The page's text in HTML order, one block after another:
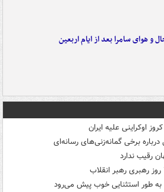
و هوای سامرا بعد از ایام اربعین
اوکراینی علیه ایران
درباره برخی گمانه‌زنی‌های رسانه‌ای
رقیب ندارد
به طور استثنایی خوب پیش می‌رود